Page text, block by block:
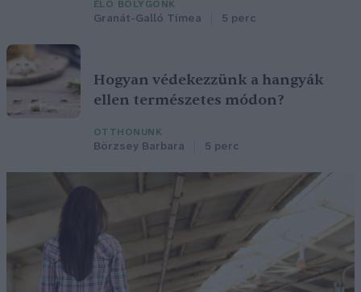
ÉLŐ BOLYGÓNK
Granát-Galló Tímea 5 perc
Hogyan védekezzünk a hangyák
ellen természetes módon?
OTTHONUNK
Börzsey Barbara 5 perc